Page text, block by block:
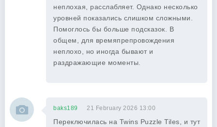
неплохая, расслабляет. Однако несколько
уровней показались слишком сложными.
Помоглось бы больше подсказок. В
общем, для времяпрепровождения
неплохо, но иногда бывают и
раздражающие моменты.
baks189 21 February 2026 13:00
Переключилась на Twins Puzzle Tiles, и тут